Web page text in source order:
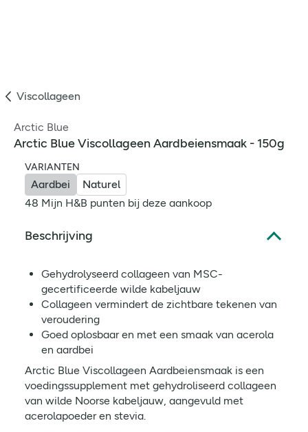
Viscollageen
Arctic Blue
Arctic Blue Viscollageen Aardbeiensmaak - 150g
VARIANTEN
Aardbei
Naturel
48 Mijn H&B punten bij deze aankoop
Beschrijving
Gehydrolyseerd collageen van MSC-
gecertificeerde wilde kabeljauw
Collageen vermindert de zichtbare tekenen van
veroudering
Goed oplosbaar en met een smaak van acerola
en aardbei
Arctic Blue Viscollageen Aardbeiensmaak is een
voedingssupplement met gehydroliseerd collageen
van wilde Noorse kabeljauw, aangevuld met
acerolapoeder en stevia.